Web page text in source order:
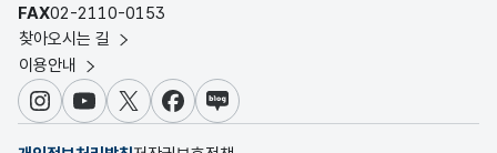
FAX02-2110-0153
찾아오시는 길
이용안내
인스타그램
유튜브X 페이스북
블로그